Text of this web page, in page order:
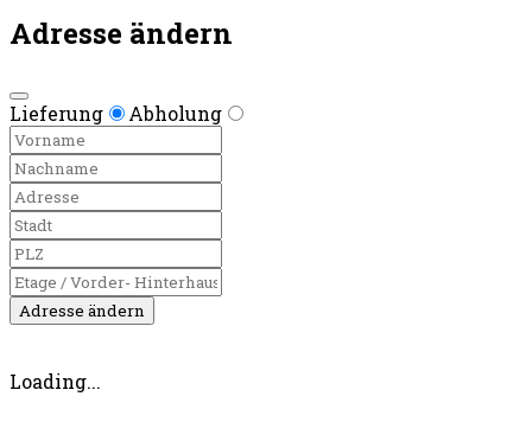
Adresse ändern
Lieferung Abholung
Adresse ändern
Loading...